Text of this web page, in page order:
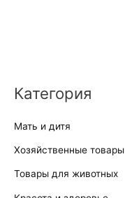
Категория
Мать и дитя
Хозяйственные товары
Товары для животных